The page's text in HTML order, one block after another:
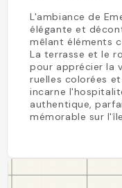
L'ambiance de
élégante et
mêlant éléments
La terrasse et le
pour apprécier la
ruelles colorées
incarne
authentique,
mémorable sur